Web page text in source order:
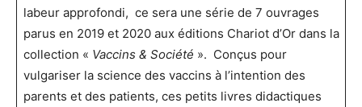
labeur approfondi, ce sera une série de 7 ouvrages
parus en 2019 et 2020 aux éditions Chariot d’Or dans la
collection « Vaccins & Société ». Conçus pour
vulgariser la science des vaccins à l’intention des
parents et des patients, ces petits livres didactiques